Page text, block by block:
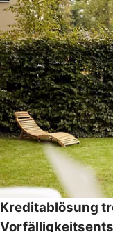
Kreditablösung